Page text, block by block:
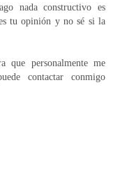
nada constructivo es
tu opinión y no sé si la
que personalmente me
contactar conmigo